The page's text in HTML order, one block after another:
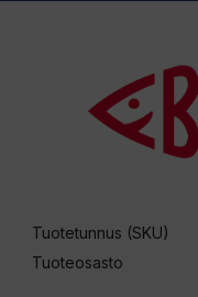
Tuotetunnus (SKU)
Tuoteosasto